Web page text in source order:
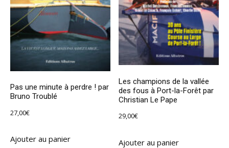
Pas une minute à perdre ! par
Bruno Troublé
27,00€
Ajouter au panier
Les champions de la vallée
des fous à Port-la-Forêt par
Christian Le Pape
29,00€
Ajouter au panier